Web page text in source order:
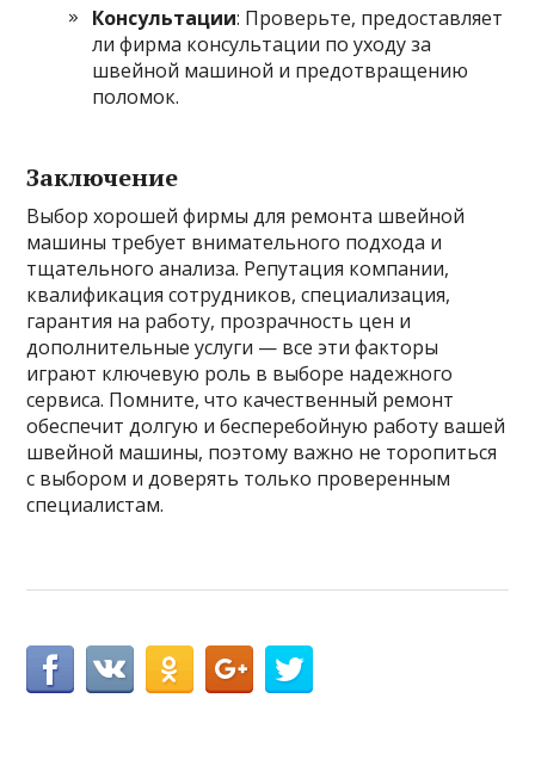
Консультации: Проверьте, предоставляет
ли фирма консультации по уходу за
швейной машиной и предотвращению
поломок.
Заключение
Выбор хорошей фирмы для ремонта швейной
машины требует внимательного подхода и
тщательного анализа. Репутация компании,
квалификация сотрудников, специализация,
гарантия на работу, прозрачность цен и
дополнительные услуги — все эти факторы
играют ключевую роль в выборе надежного
сервиса. Помните, что качественный ремонт
обеспечит долгую и бесперебойную работу вашей
швейной машины, поэтому важно не торопиться
с выбором и доверять только проверенным
специалистам.